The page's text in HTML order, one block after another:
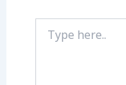
here..